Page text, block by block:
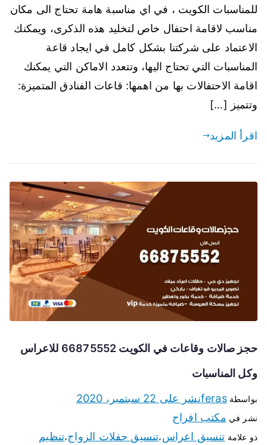
للمناسبات الكويت ، في اي مناسبة هامة تحتاج الى مكان
مناسب لاقامة احتفال خاص لتخليد هذه الذكرى، ويمكنك
الاعتماد على شركتنا بشكل كامل في ايجاد قاعة
المناسبات التي تحتاج اليها، وتتعدد الاماكن التي يمكنك
اقامة الاحتفالات بها من اهمها: قاعات الفنادق المتميزة:
وتتميز […]
اقرأ المزيد
حجز صالات وقاعات في الكويت 66875552 للاعراس
وكل المناسبات
بواسطةferasنشر على 22 سبتمبر، 2020
نشر في مكتب افراح
ذو علامة تنسيق اعراس،تنسيق حفلات الزواج،تنظيم